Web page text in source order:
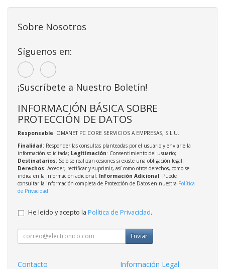
Sobre Nosotros
Síguenos en:
¡Suscríbete a Nuestro Boletín!
INFORMACIÓN BÁSICA SOBRE
PROTECCIÓN DE DATOS
Responsable: OMANET PC CORE SERVICIOS A EMPRESAS, S.L.U.
Finalidad: Responder las consultas planteadas por el usuario y enviarle la
información solicitada; Legitimación: Consentimiento del usuario;
Destinatarios: Solo se realizan cesiones si existe una obligación legal;
Derechos: Acceder, rectificar y suprimir, así como otros derechos, como se
indica en la información adicional; Información Adicional: Puede
consultar la información completa de Protección de Datos en nuestra Política
de Privacidad
He leído y acepto la Política de Privacidad.
Enviar
Contacto Información Legal